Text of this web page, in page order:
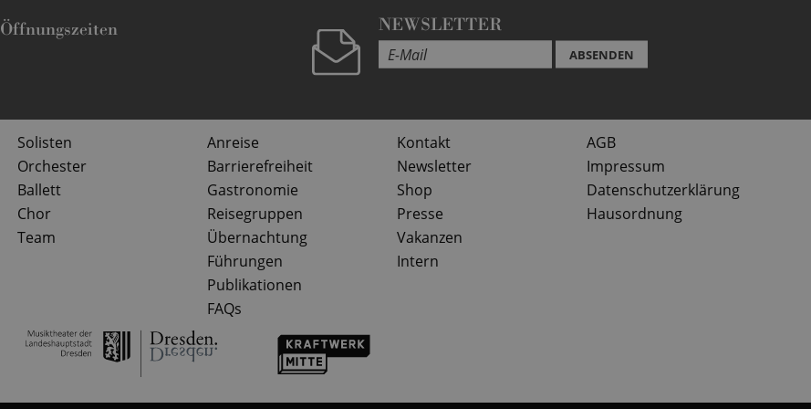
Öffnungszeiten
NEWSLETTER
ABSENDEN
Solisten
Orchester
Ballett
Chor
Team
Anreise
Barrierefreiheit
Gastronomie
Reisegruppen
Übernachtung
Führungen
Publikationen
FAQs
Kontakt
Newsletter
Shop
Presse
Vakanzen
Intern
AGB
Impressum
Datenschutzerklärung
Hausordnung